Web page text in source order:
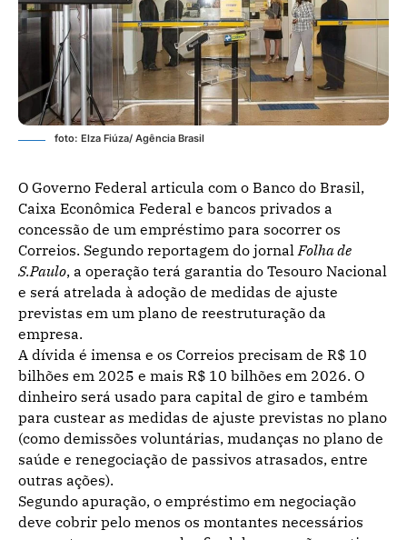
foto: Elza Fiúza/ Agência Brasil
O Governo Federal articula com o Banco do Brasil,
Caixa Econômica Federal e bancos privados a
concessão de um empréstimo para socorrer os
Correios. Segundo reportagem do jornalFolha de
S.Paulo, a operação terá garantia do Tesouro Nacional
e será atrelada à adoção de medidas de ajuste
previstas em um plano de reestruturação da
empresa.
A dívida é imensa e os Correios precisam de R$ 10
bilhões em 2025 e mais R$ 10 bilhões em 2026. O
dinheiro será usado para capital de giro e também
para custear as medidas de ajuste previstas no plano
(como demissões voluntárias, mudanças no plano de
saúde e renegociação de passivos atrasados, entre
outras ações).
Segundo apuração, o empréstimo em negociação
deve cobrir pelo menos os montantes necessários